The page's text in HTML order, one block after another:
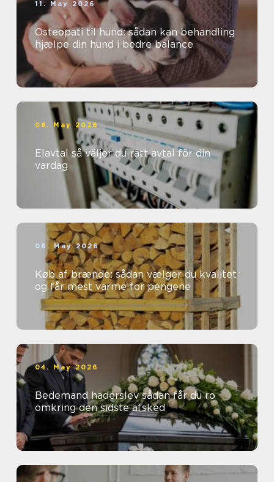
11. May 2026
Osteopati til hund: sådan kan behandling
hjælpe din hund i bedre balance
08. May 2026
Elavtal så väljer du rätt avtal för din
vardag
06. May 2026
Køb af brænde: sådan vælger du kvalitet
og får mest varme for pengene
04. May 2026
Bedemand haderslev sådan får du ro
omkring den sidste afsked